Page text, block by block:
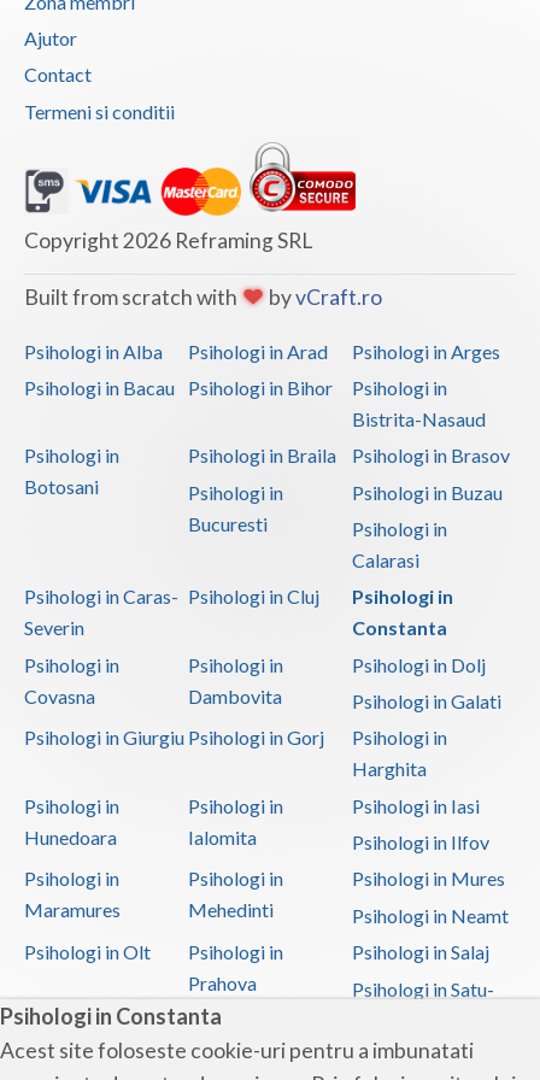
Psihologi in Constanta
Acest site foloseste cookie-uri pentru a imbunatati
Interventie psihoterapeutica in tulburarea de c... (2)
Interventie psihoterapeutica in tulburarea de s... (4)
Interventie psihoterapeutica in tulburarea dism... (4)
Interventie psihoterapeutica in tulburarea fono... (1)
Interventie psihoterapeutica prin Sandplay (1)
Logopedie - Interventie psihoterapeutica in bal... (1)
Logoterapie (3)
Logoterapie in tulburarile de comunicare (3)
Practica pentru studentii facultatilor de psiho... (1)
Programare neurolingvistica (1)
Psihooncologie (1)
Psihosexologie (2)
Psihoterapia familiei si a altor persoane din a... (2)
Psihoterapia normalului si patologicului in imb... (1)
Psihoterapia pacientului, la aflarea diagnostic... (1)
Psihoterapie - Interventie psihoterapeutica in ... (6)
Psihoterapie - Interventie psihoterapeutica in ... (5)
Psihoterapie - Interventie psihoterapeutica in ... (4)
Psihoterapie - Interventie psihoterapeutica in ... (8)
Psihoterapie - Interventie psihoterapeutica in ... (3)
Ajutor
Contact
Termeni si conditii
Copyright 2026 Reframing SRL
Built from scratch with byvCraft.ro
Psihologi in Alba Psihologi in Arad
Psihologi in Arges
Psihologi in Bacau
Psihologi in Bihor
Psihologi in
Bistrita-Nasaud
Psihologi in
Botosani
Psihologi in Braila
Psihologi in Brasov
Psihologi in
Bucuresti
Psihologi in Buzau
Psihologi in
Calarasi
Psihologi in Caras-
Severin
Psihologi in Cluj
Psihologi in
Constanta
Psihologi in
Covasna
Psihologi in
Dambovita
Psihologi in Dolj
Psihologi in Galati
Psihologi in Giurgiu Psihologi in Gorj
Psihologi in
Harghita
Psihologi in
Hunedoara
Psihologi in
Ialomita
Psihologi in Iasi
Psihologi in Ilfov
Psihologi in
Maramures
Psihologi in
Mehedinti
Psihologi in Mures
Psihologi in Neamt
Psihologi in Olt
Psihologi in
Prahova
Psihologi in Salaj
Psihologi in Satu-
Psihologi in Sibiu
Psihologi in
Psihologi in